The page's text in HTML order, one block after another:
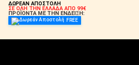
ΔΩΡΕΑΝ ΑΠΟΣΤΟΛΗ
ΣΕ ΟΛΗ ΤΗΝ ΕΛΛΑΔΑ ΑΠΟ 99€
ΠΡΟΪΟΝΤΑ ΜΕ ΤΗΝ ΕΝΔΕΙΞΗ:
FREE